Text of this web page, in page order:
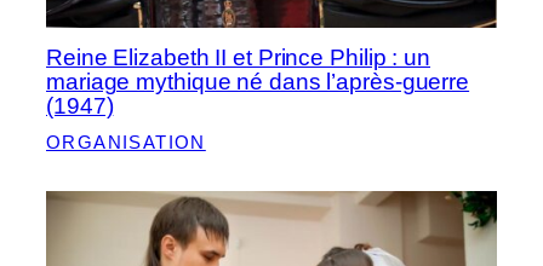
Reine Elizabeth II et Prince Philip : un
mariage mythique né dans l’après-guerre
(1947)
ORGANISATION